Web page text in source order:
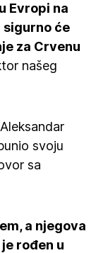
Evropi na
će
za Crvenu
našeg
svoju
sa
a njegova
rođen u